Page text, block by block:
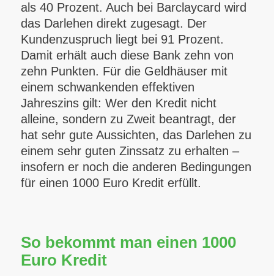
als 40 Prozent. Auch bei Barclaycard wird
das Darlehen direkt zugesagt. Der
Kundenzuspruch liegt bei 91 Prozent.
Damit erhält auch diese Bank zehn von
zehn Punkten. Für die Geldhäuser mit
einem schwankenden effektiven
Jahreszins gilt: Wer den Kredit nicht
alleine, sondern zu Zweit beantragt, der
hat sehr gute Aussichten, das Darlehen zu
einem sehr guten Zinssatz zu erhalten –
insofern er noch die anderen Bedingungen
für einen 1000 Euro Kredit erfüllt.
So bekommt man einen 1000
Euro Kredit